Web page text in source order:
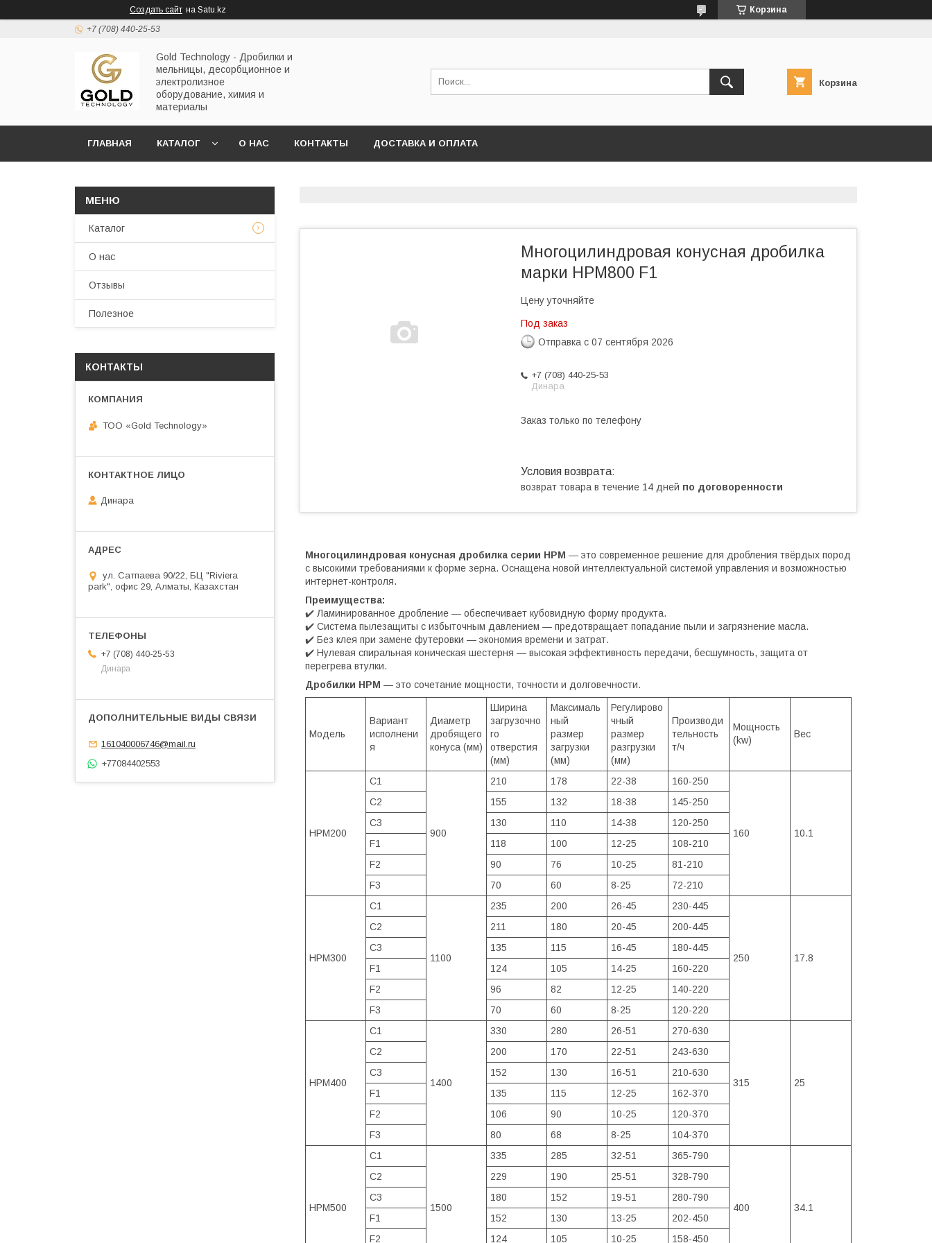
Создать сайт на Satu.kz Корзина
+7 (708) 440-25-53
Gold Technology - Дробилки и
мельницы, десорбционное и
электролизное
оборудование, химия и
материалы
Корзина
ГЛАВНАЯ КАТАЛОГ О НАС КОНТАКТЫ ДОСТАВКА И ОПЛАТА
Многоцилиндровая конусная дробилка
марки HPM800 F1
Цену уточняйте
Под заказ
Отправка с 07 сентября 2026
+7 (708) 440-25-53
Динара
Заказ только по телефону
возврат товара в течение 14 дней по договоренности
Многоцилиндровая конусная дробилка серии HPM — это современное решение для дробления твёрдых пород
с высокими требованиями к форме зерна. Оснащена новой интеллектуальной системой управления и возможностью
интернет-контроля.
Преимущества:
✔️ Ламинированное дробление — обеспечивает кубовидную форму продукта.
✔️ Система пылезащиты с избыточным давлением — предотвращает попадание пыли и загрязнение масла.
✔️ Без клея при замене футеровки — экономия времени и затрат.
✔️ Нулевая спиральная коническая шестерня — высокая эффективность передачи, бесшумность, защита от
перегрева втулки.
Дробилки HPM — это сочетание мощности, точности и долговечности.
Модель
Вариант
исполнени
я
Диаметр
дробящего
конуса (мм)
Ширина
загрузочно
го
отверстия
(мм)
Максималь
ный
размер
загрузки
(мм)
Регулирово
чный
размер
разгрузки
(мм)
Производи
тельность
т/ч
Мощность
(kw)
Вес
HPM200
C1
900
210 178 22-38 160-250
160 10.1
C2 155 132 18-38
145-250
C3
130 110 14-38
120-250
F1
118 100 12-25
108-210
F2
90 76 10-25
81-210
F3
70 60 8-25 72-210
HPM300
C1
1100
235 200 26-45 230-445
250 17.8
C2 211 180 20-45
200-445
C3
135 115 16-45
180-445
F1
124 105 14-25
160-220
F2
96 82 12-25
140-220
F3
70 60 8-25 120-220
HPM400
C1
1400
330 280 26-51 270-630
315 25
C2 200 170 22-51
243-630
C3
152 130 16-51
210-630
F1
135 115 12-25
162-370
F2
106 90 10-25
120-370
F3
80 68 8-25 104-370
HPM500
C1
1500
335 285 32-51 365-790
400 34.1
C2 229 190 25-51
328-790
C3
180 152 19-51
280-790
F1
152 130 13-25
202-450
F2
124 105 10-25 158-450
Каталог
О нас
Отзывы
Полезное
КОНТАКТЫ
ТОО «Gold Technology»
Динара
ул. Сатпаева 90/22, БЦ "Riviera
park", офис 29, Алматы, Казахстан
+7 (708) 440-25-53
Динара
161040006746@mail.ru
+77084402553